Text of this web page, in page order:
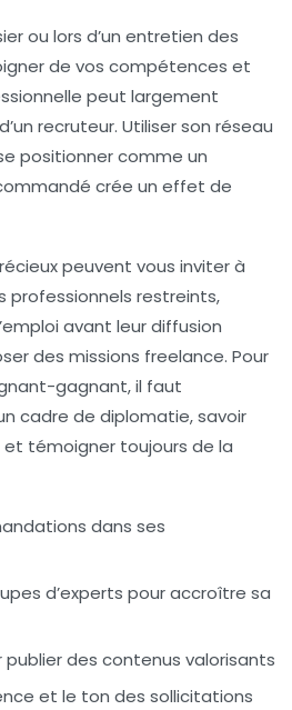
ou lors d’un entretien des
de vos compétences et
peut largement
recruteur. Utiliser son réseau
positionner comme un
crée un effet de
peuvent vous inviter à
professionnels restreints,
avant leur diffusion
des missions freelance. Pour
gagnant, il faut
cadre de diplomatie, savoir
témoigner toujours de la
dans ses
d’experts pour accroître sa
publier des contenus valorisants
et le ton des sollicitations